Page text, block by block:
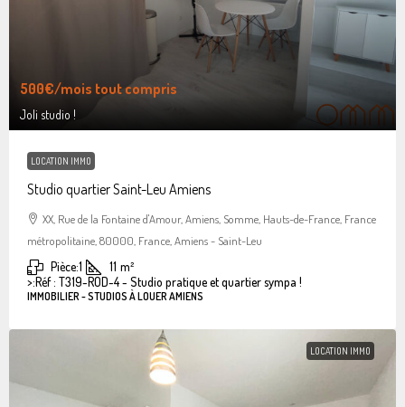
500€/mois tout compris
Joli studio !
LOCATION IMMO
Studio quartier Saint-Leu Amiens
XX, Rue de la Fontaine d'Amour, Amiens, Somme, Hauts-de-France, France
métropolitaine, 80000, France, Amiens - Saint-Leu
Pièce:1 11 m²
>:Réf : T319-ROD-4 - Studio pratique et quartier sympa !
IMMOBILIER - STUDIOS À LOUER AMIENS
LOCATION IMMO